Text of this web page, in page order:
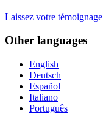
Laissez votre témoignage
Other languages
English
Deutsch
Español
Italiano
Português